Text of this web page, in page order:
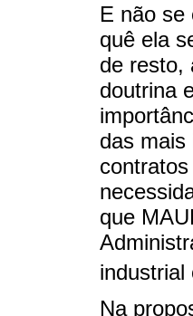
E não se
quê ela
de resto,
doutrina
das mais
que
industrial
Na